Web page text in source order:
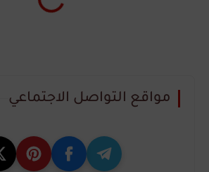
مواقع التواصل الاجتماعي